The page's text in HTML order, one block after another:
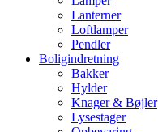
Lanterner
Loftlamper
Pendler
Boligindretning
Bakker
Hylder
Knager & Bøjler
Lysestager